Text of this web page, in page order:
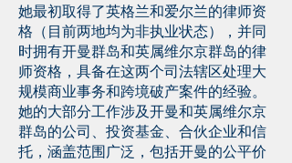
她最初取得了英格兰和爱尔兰的律师资
格（目前两地均为非执业状态），并同
时拥有开曼群岛和英属维尔京群岛的律
师资格，具备在这两个司法辖区处理大
规模商业事务和跨境破产案件的经验。
她的大部分工作涉及开曼和英属维尔京
群岛的公司、投资基金、合伙企业和信
托，涵盖范围广泛，包括开曼的公平价